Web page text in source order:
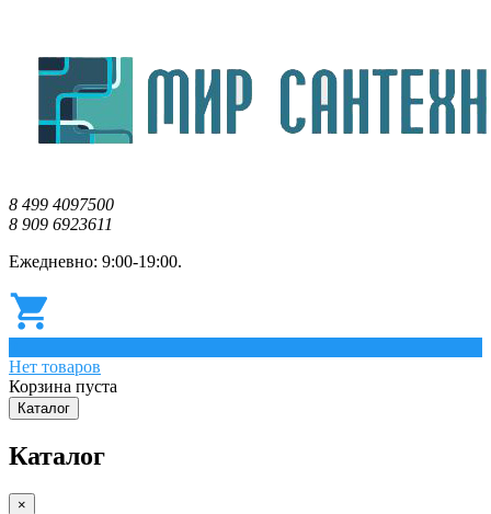
8 499 4097500
8 909 6923611
Ежедневно: 9:00-19:00.
Нет товаров
Корзина пуста
Каталог
Каталог
×